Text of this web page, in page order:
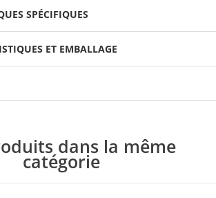
SPÉCIFIQUES
ET EMBALLAGE
dans la même
catégorie